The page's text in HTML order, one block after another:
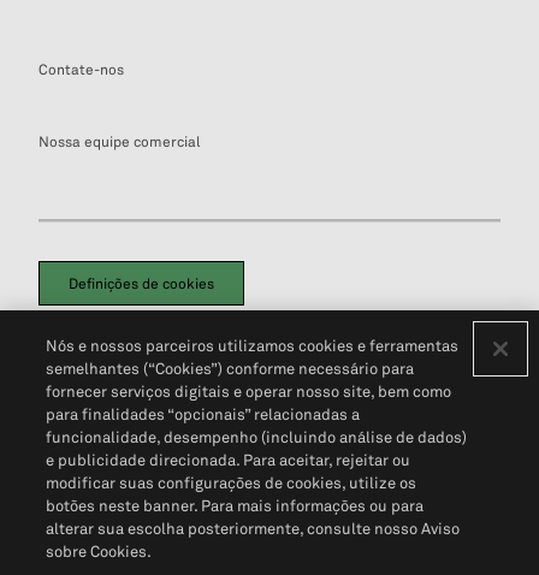
Contate-nos
Nossa equipe comercial
Definições de cookies
Política de PrivacidadePortal de privacidade do cliente (em inglês)
Não Venda Minhas Informações Pessoais© 2026 S&P Global
Nós e nossos parceiros utilizamos cookies e ferramentas
semelhantes (“Cookies”) conforme necessário para
fornecer serviços digitais e operar nosso site, bem como
para finalidades “opcionais” relacionadas a
funcionalidade, desempenho (incluindo análise de dados)
e publicidade direcionada. Para aceitar, rejeitar ou
modificar suas configurações de cookies, utilize os
botões neste banner. Para mais informações ou para
alterar sua escolha posteriormente, consulte nosso Aviso
sobre Cookies.